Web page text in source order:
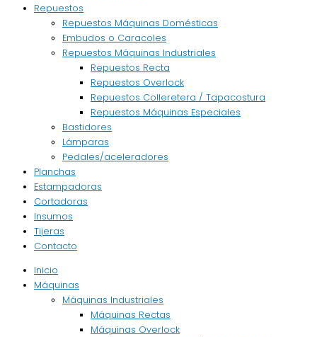
Repuestos
Repuestos Máquinas Domésticas
Embudos o Caracoles
Repuestos Máquinas Industriales
Repuestos Recta
Repuestos Overlock
Repuestos Colleretera / Tapacostura
Repuestos Máquinas Especiales
Bastidores
Lámparas
Pedales/aceleradores
Planchas
Estampadoras
Cortadoras
Insumos
Tijeras
Contacto
Inicio
Máquinas
Máquinas Industriales
Máquinas Rectas
Máquinas Overlock